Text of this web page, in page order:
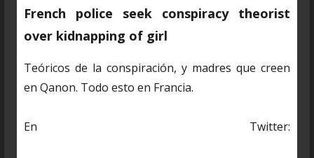
French police seek conspiracy theorist
over kidnapping of girl
Teóricos de la conspiración, y madres que creen
en Qanon. Todo esto en Francia.
En Twitter: